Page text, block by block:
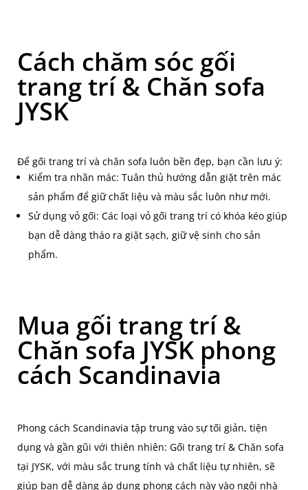
Cách chăm sóc gối
trang trí & Chăn sofa
JYSK
Để gối trang trí và chăn sofa luôn bền đẹp, bạn cần lưu ý:
Kiểm tra nhãn mác: Tuân thủ hướng dẫn giặt trên mác
sản phẩm để giữ chất liệu và màu sắc luôn như mới.
Sử dụng vỏ gối: Các loại vỏ gối trang trí có khóa kéo giúp
bạn dễ dàng tháo ra giặt sạch, giữ vệ sinh cho sản
phẩm.
Mua gối trang trí &
Chăn sofa JYSK phong
cách Scandinavia
Phong cách Scandinavia tập trung vào sự tối giản, tiện
dụng và gần gũi với thiên nhiên: Gối trang trí & Chăn sofa
tại JYSK, với màu sắc trung tính và chất liệu tự nhiên, sẽ
giúp bạn dễ dàng áp dụng phong cách này vào ngôi nhà